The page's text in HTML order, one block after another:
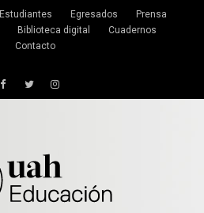
Estudiantes Egresados
Prensa
Biblioteca digital
Cuadernos
Contacto
FacebookTwitterInstagram